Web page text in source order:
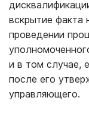
вскрытие факта
проведении
и в том случае,
после его
управляющего.